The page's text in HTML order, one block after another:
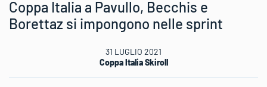
Coppa Italia a Pavullo, Becchis e
Borettaz si impongono nelle sprint
31 LUGLIO 2021
Coppa Italia Skiroll